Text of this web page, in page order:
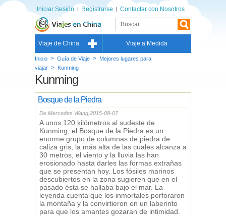
Iniciar Sesión Registrarse Contactar con Nosotros
Viaje de China Viaje a Medida
Inicio > Guía de Viaje > Mejores lugares para
viajar > Kunming
Kunming
Bosque de la Piedra
De Mercedes Wang,2015-08-07
A unos 120 kilómetros al sudeste de
Kunming, el Bosque de la Piedra es un
enorme grupo de columnas de piedra de
caliza gris, la más alta de las cuales alcanza a
30 metros, el viento y la lluvia las han
erosionado hasta darles las formas extrañas
que se presentan hoy. Los fósiles marinos
descubiertos en la zona sugieren que en el
pasado ésta se hallaba bajo el mar. La
leyenda cuenta que los inmortales perforaron
la montaña y la convirtieron en un laberinto
para que los amantes gozaran de intimidad.